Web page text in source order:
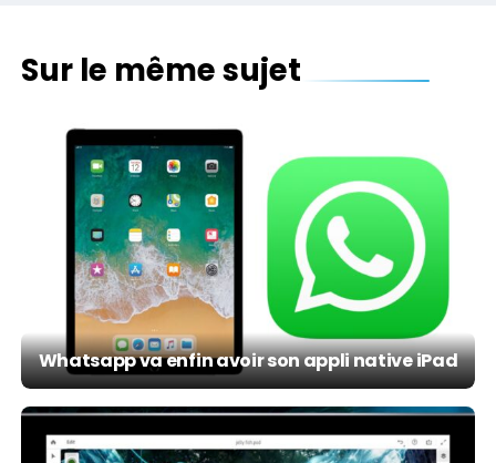
Sur le même sujet
Whatsapp va enfin avoir son appli native iPad